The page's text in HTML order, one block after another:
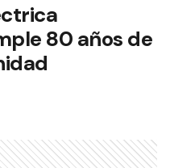
80 años de